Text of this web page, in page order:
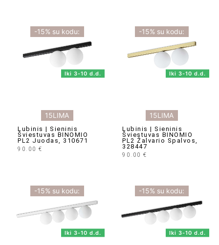
15LIMA
-15% su kodu:
Iki 3-10 d.d.
Lubinis | Sieninis
Šviestuvas BINOMIO
PL2 Juodas, 310671
90.00€
15LIMA
-15% su kodu:
Iki 3-10 d.d.
Lubinis | Sieninis
Šviestuvas BINOMIO
PL2 Žalvario Spalvos,
328447
90.00€
-15% su kodu:
Iki 3-10 d.d.
-15% su kodu:
Iki 3-10 d.d.